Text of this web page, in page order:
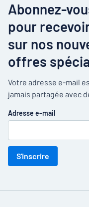
Abonnez-
pour
sur nos
offres
Votre adresse e-mail
jamais partagée avec
Adresse e-mail
S'inscrire